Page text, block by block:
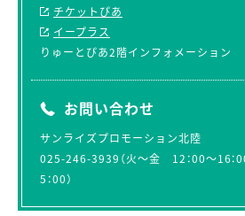
チケットぴあ
イープラス
りゅーとぴあ2階インフォメーション
お問い合わせ
サンライズプロモーション北陸
025-246-3939（火～金 12：00～16
5：00）